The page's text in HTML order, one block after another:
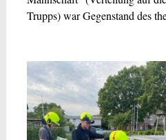
Trupps) war Gegenstand des